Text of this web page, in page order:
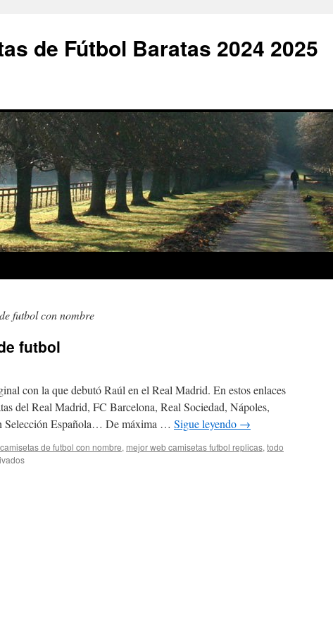
de Fútbol Baratas 2024 2025
futbol con nombre
futbol
con la que debutó Raúl en el Real Madrid. En estos enlaces
del Real Madrid, FC Barcelona, Real Sociedad, Nápoles,
Selección Española… De máxima … Sigue leyendo →
camisetas de futbol con nombre, mejor web camisetas futbol replicas, todo
en